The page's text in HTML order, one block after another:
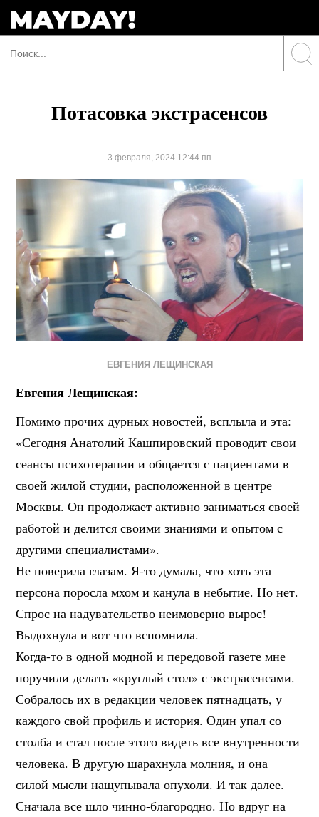
Потасовка экстрасенсов
3 февраля, 2024 12:44 пп
ЕВГЕНИЯ ЛЕЩИНСКАЯ
Евгения Лещинская:
Помимо прочих дурных новостей, всплыла и эта:
«Сегодня Анатолий Кашпировский проводит свои
сеансы психотерапии и общается с пациентами в
своей жилой студии, расположенной в центре
Москвы. Он продолжает активно заниматься своей
работой и делится своими знаниями и опытом с
другими специалистами».
Не поверила глазам. Я-то думала, что хоть эта
персона поросла мхом и канула в небытие. Но нет.
Спрос на надувательство неимоверно вырос!
Выдохнула и вот что вспомнила.
Когда-то в одной модной и передовой газете мне
поручили делать «круглый стол» с экстрасенсами.
Собралось их в редакции человек пятнадцать, у
каждого свой профиль и история. Один упал со
столба и стал после этого видеть все внутренности
человека. В другую шарахнула молния, и она
силой мысли нащупывала опухоли. И так далее.
Сначала все шло чинно-благородно. Но вдруг на